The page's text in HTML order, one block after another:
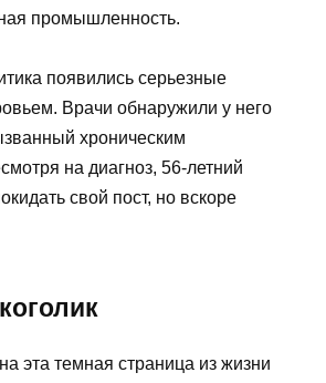
промышленность.
появились серьезные
Врачи обнаружили у него
хроническим
на диагноз, 56-летний
свой пост, но вскоре
эта темная страница из жизни